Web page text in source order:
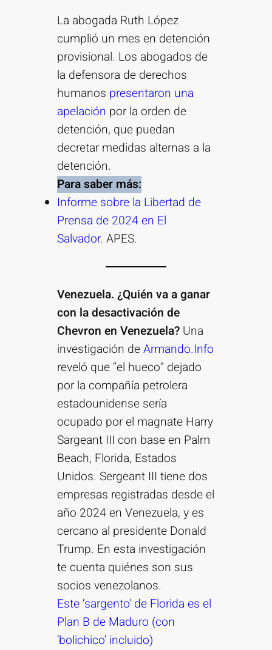
La abogada Ruth López
cumplió un mes en detención
provisional. Los abogados de
la defensora de derechos
humanos presentaron una
apelación por la orden de
detención, que puedan
decretar medidas alternas a la
detención.
Para saber más:
Informe sobre la Libertad de
Prensa de 2024 en El
Salvador. APES.
Venezuela. ¿Quién va a ganar
con la desactivación de
Chevron en Venezuela? Una
investigación deArmando.Info
reveló que “el hueco” dejado
por la compañía petrolera
estadounidense sería
ocupado por el magnate Harry
Sargeant III con base en Palm
Beach, Florida, Estados
Unidos. Sergeant III tiene dos
empresas registradas desde el
año 2024 en Venezuela, y es
cercano al presidente Donald
Trump. En esta investigación
te cuenta quiénes son sus
socios venezolanos.
Este ‘sargento’ de Florida es el
Plan B de Maduro (con
‘bolichico’ incluido)